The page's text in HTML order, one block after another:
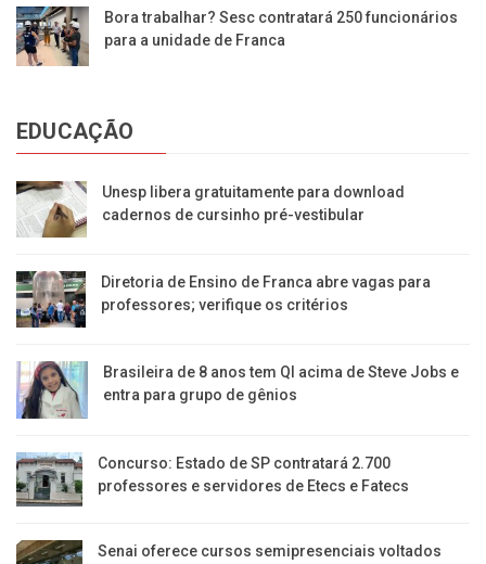
Bora trabalhar? Sesc contratará 250 funcionários
para a unidade de Franca
EDUCAÇÃO
Unesp libera gratuitamente para download
cadernos de cursinho pré-vestibular
Diretoria de Ensino de Franca abre vagas para
professores; verifique os critérios
Brasileira de 8 anos tem QI acima de Steve Jobs e
entra para grupo de gênios
Concurso: Estado de SP contratará 2.700
professores e servidores de Etecs e Fatecs
Senai oferece cursos semipresenciais voltados